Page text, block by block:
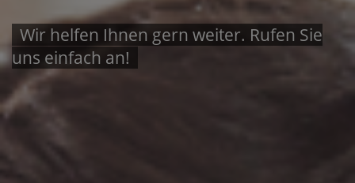
Wir helfen Ihnen gern weiter. Rufen Sie
uns einfach an!